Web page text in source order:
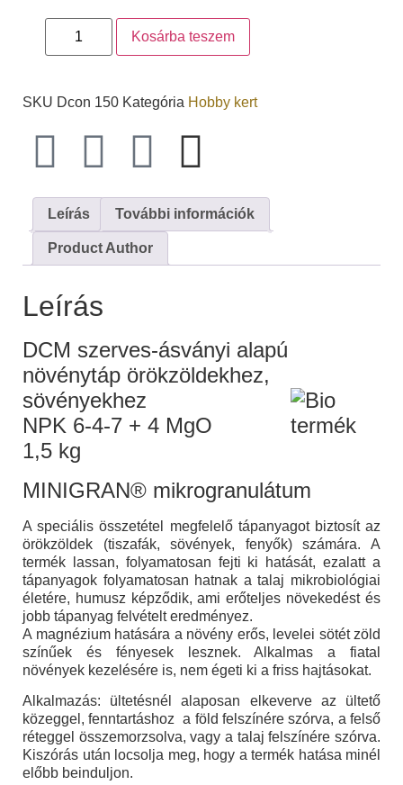
Kosárba teszem
SKU Dcon 150 Kategória Hobby kert
Leírás További információk
Product Author
Leírás
DCM szerves-ásványi alapú
növénytáp örökzöldekhez,
sövényekhez
NPK 6-4-7 + 4 MgO
1,5 kg
MINIGRAN® mikrogranulátum
A speciális összetétel megfelelő tápanyagot biztosít az
örökzöldek (tiszafák, sövények, fenyők) számára. A
termék lassan, folyamatosan fejti ki hatását, ezalatt a
tápanyagok folyamatosan hatnak a talaj mikrobiológiai
életére, humusz képződik, ami erőteljes növekedést és
jobb tápanyag felvételt eredményez.
A magnézium hatására a növény erős, levelei sötét zöld
színűek és fényesek lesznek. Alkalmas a fiatal
növények kezelésére is, nem égeti ki a friss hajtásokat.
Alkalmazás: ültetésnél alaposan elkeverve az ültető
közeggel, fenntartáshoz a föld felszínére szórva, a felső
réteggel összemorzsolva, vagy a talaj felszínére szórva.
Kiszórás után locsolja meg, hogy a termék hatása minél
előbb beinduljon.